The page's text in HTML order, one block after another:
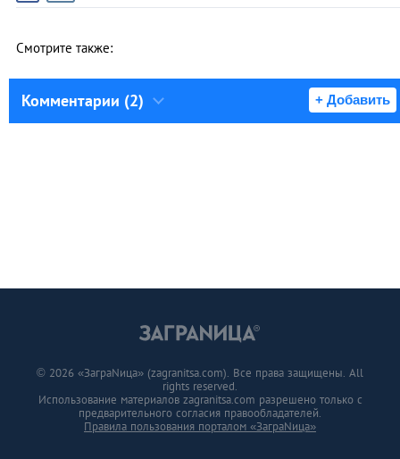
Смотрите также:
Комментарии (2) + Добавить
© 2026 «ЗаграNица» (zagranitsa.com). Все права защищены. All
rights reserved.
Использование материалов zagranitsa.com разрешено только с
предварительного согласия правообладателей.
Правила пользования порталом «ЗаграNица»